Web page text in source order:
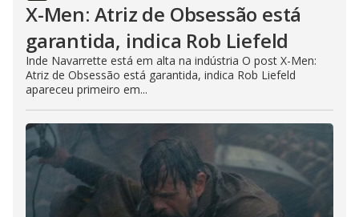
X-Men: Atriz de Obsessão está
garantida, indica Rob Liefeld
Inde Navarrette está em alta na indústria O post X-Men:
Atriz de Obsessão está garantida, indica Rob Liefeld
apareceu primeiro em...